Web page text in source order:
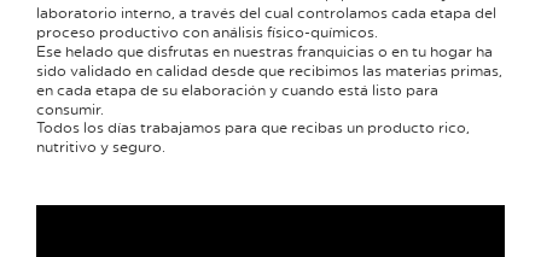
laboratorio interno, a través del cual controlamos cada etapa del
proceso productivo con análisis físico-químicos.
Ese helado que disfrutas en nuestras franquicias o en tu hogar ha
sido validado en calidad desde que recibimos las materias primas,
en cada etapa de su elaboración y cuando está listo para
consumir.
Todos los días trabajamos para que recibas un producto rico,
nutritivo y seguro.